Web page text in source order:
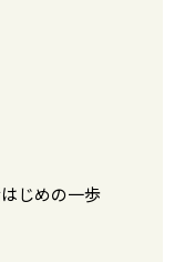
じめの一歩